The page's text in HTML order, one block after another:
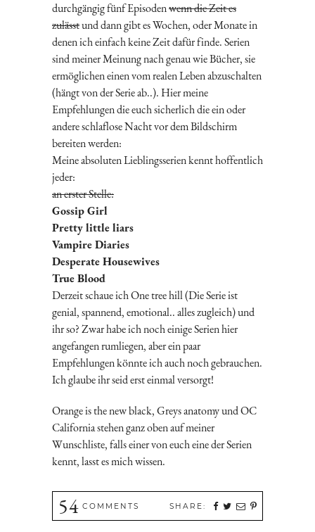
durchgängig fünf Episodenwenn die Zeit es
zulässtund dann gibt es Wochen, oder Monate in
denen ich einfach keine Zeit dafür finde. Serien
sind meiner Meinung nach genau wie Bücher, sie
ermöglichen einen vom realen Leben abzuschalten
(hängt von der Serie ab..). Hier meine
Empfehlungen die euch sicherlich die ein oder
andere schlaflose Nacht vor dem Bildschirm
bereiten werden:
Meine absoluten Lieblingsserien kennt hoffentlich
jeder:
an erster Stelle:
Gossip Girl
Pretty little liars
Vampire Diaries
Desperate Housewives
True Blood
Derzeit schaue ich One tree hill (Die Serie ist
genial, spannend, emotional.. alles zugleich) und
ihr so? Zwar habe ich noch einige Serien hier
angefangen rumliegen, aber ein paar
Empfehlungen könnte ich auch noch gebrauchen.
Ich glaube ihr seid erst einmal versorgt!
Orange is the new black, Greys anatomy und OC
California stehen ganz oben auf meiner
Wunschliste, falls einer von euch eine der Serien
kennt, lasst es mich wissen.
54 COMMENTS SHARE: